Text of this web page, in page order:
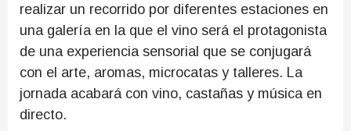
realizar un recorrido por diferentes estaciones en
una galería en la que el vino será el protagonista
de una experiencia sensorial que se conjugará
con el arte, aromas, microcatas y talleres. La
jornada acabará con vino, castañas y música en
directo.